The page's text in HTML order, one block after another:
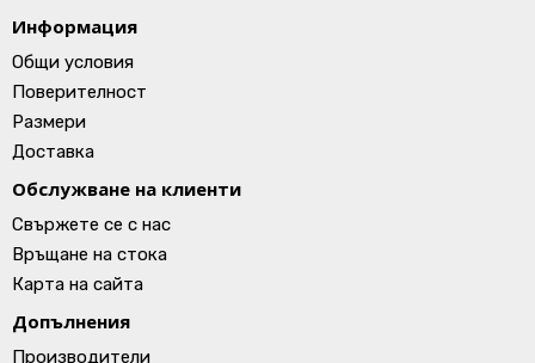
Информация
Общи условия
Поверителност
Размери
Доставка
Обслужване на клиенти
Свържете се с нас
Връщане на стока
Карта на сайта
Допълнения
Производители